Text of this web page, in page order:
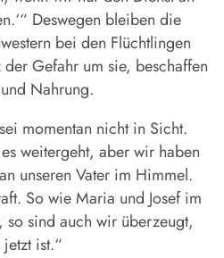
Deswegen bleiben die
bei den Flüchtlingen
Gefahr um sie, beschaffen
Nahrung.
momentan nicht in Sicht.
weitergeht, aber wir haben
unseren Vater im Himmel.
So wie Maria und Josef im
so sind auch wir überzeugt,
jetzt ist.“